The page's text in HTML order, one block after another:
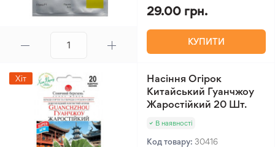
29.00 грн.
КУПИТИ
Хіт
Насіння Огірок
Китайський Гуанчжоу
Жаростійкий 20 Шт.
В наявності
Код товару: 30416